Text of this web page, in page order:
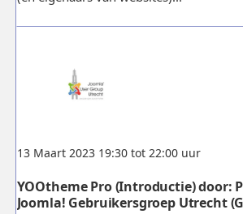
13 Maart 2023 19:30 tot 22:00 uur
YOOtheme Pro (Introductie) door:
Joomla! Gebruikersgroep Utrecht